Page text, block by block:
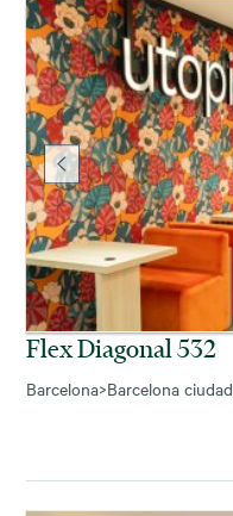
Flex Diagonal 532
Barcelona>Barcelona ciudad